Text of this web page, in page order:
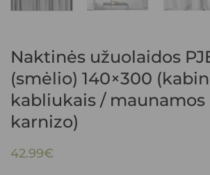
Naktinės užuolaidos
(smėlio) 140×300
kabliukais / maunamos
karnizo)
42.99€